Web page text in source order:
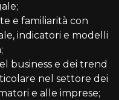
e familiarità con
indicatori e modelli
business e dei trend
nel settore dei
e alle imprese;